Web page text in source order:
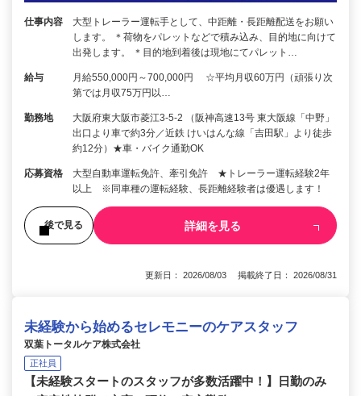
仕事内容
大型トレーラー運転手として、中距離・長距離配送をお願い
します。 ＊荷物をパレットなどで積み込み、目的地に向けて
出発します。 ＊目的地到着後は現地にてパレット…
給与
月給550,000円～700,000円 ☆平均月収60万円（頑張り次
第では月収75万円以…
勤務地
大阪府東大阪市菱江3-5-2 （阪神高速13号 東大阪線「中野」
出口より車で約3分／近鉄 けいはんな線「吉田駅」より徒歩
約12分）★車・バイク通勤OK
応募資格
大型自動車運転免許、牽引免許 ★トレーラー運転経験2年
以上 ※同車種の運転経験、長距離経験者は優遇します！
後で見る 詳細を見る
更新日： 2026/08/03 掲載終了日： 2026/08/31
未経験から始めるセレモニーのケアスタッフ
双葉トータルケア株式会社
正社員
【未経験スタートのスタッフが多数活躍中！】日勤のみ